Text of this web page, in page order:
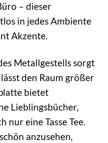
– dieser
in jedes Ambiente
Akzente.
Metallgestells sorgt
den Raum größer
bietet
Lieblingsbücher,
nur eine Tasse Tee.
anzusehen,